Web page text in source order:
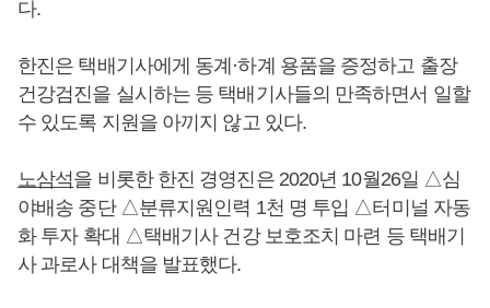
다.
한진은 택배기사에게 동계·하계 용품을 증정하고 출장
건강검진을 실시하는 등 택배기사들의 만족하면서 일할
수 있도록 지원을 아끼지 않고 있다.
노삼석을 비롯한 한진 경영진은 2020년 10월26일 △심
야배송 중단 △분류지원인력 1천 명 투입 △터미널 자동
화 투자 확대 △택배기사 건강 보호조치 마련 등 택배기
사 과로사 대책을 발표했다.